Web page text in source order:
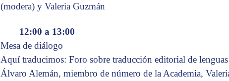
(modera) y Valeria Guzmán
12:00 a 13:00
Mesa de diálogo
Aquí traducimos: Foro sobre traducción editorial de
Álvaro Alemán, miembro de número de la Academia,